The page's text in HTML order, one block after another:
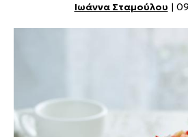
Ιωάννα Σταμούλου |